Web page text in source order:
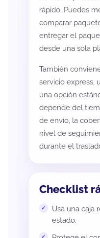
rápido. Puedes
comparar
entregar el
desde una sola
También
servicio express,
una opción
depende del
de envío, la
nivel de
durante el
Checklist
Usa una caja
estado.